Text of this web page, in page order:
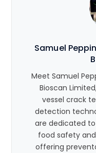
Samuel
Meet Samuel
Bioscan
vessel crack
detection
are dedicated
food safety
offering